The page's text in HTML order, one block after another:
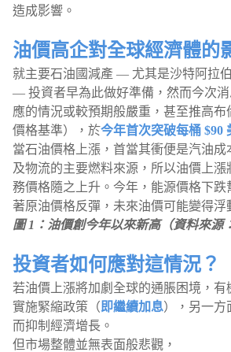
造成影響。
油價高企對全球經濟體的
就主要石油國減產 — 尤其是沙特阿拉
— 投資者早為此做好準備，然而今次
應的情況或較預期般嚴重，甚至推高
價格基準），於今年首次突破每桶 $90
當石油價格上漲，首當其衝便是汽油
及物流的主要燃料來源，所以油價上
務價格隨之上升。今年，能源價格下跌
著原油價格反彈，未來油價可能變得浮
圖 1：油價創今年以來新高（資料來源
投資者如何應對這情況？
若油價上漲將加劇全球的通脹困境，有
實施緊縮政策（ 即繼續加息），另一方
而抑制經濟增長。
但市場整體並無表面般悲觀，